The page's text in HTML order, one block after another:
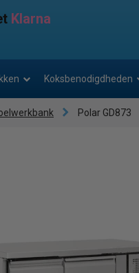
Klarna
Koksbenodigdheden
Polar GD873